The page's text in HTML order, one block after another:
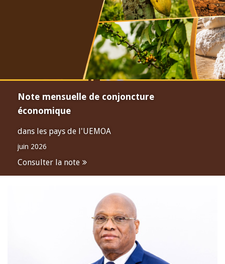
Note mensuelle de conjoncture
économique
dans les pays de l'UEMOA
juin 2026
Consulter la note